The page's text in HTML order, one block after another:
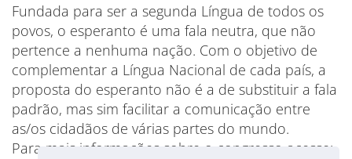
Fundada para ser a segunda Língua de todos os
povos, o esperanto é uma fala neutra, que não
pertence a nenhuma nação. Com o objetivo de
complementar a Língua Nacional de cada país, a
proposta do esperanto não é a de substituir a fala
padrão, mas sim facilitar a comunicação entre
as/os cidadãos de várias partes do mundo.
Para mais informações sobre o congresso acesse: